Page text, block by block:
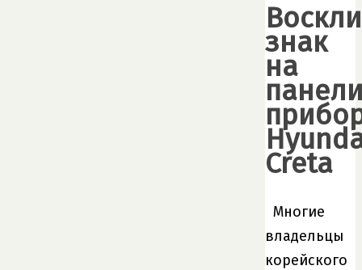
знак
на
Creta
Многие
владельцы
корейского